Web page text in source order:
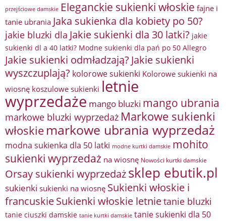
przejściowe damskie Eleganckie sukienki włoskie fajne i
tanie ubrania Jaka sukienka dla kobiety po 50?
jakie bluzki dla Jakie sukienki dla 30 latki? jakie
sukienki dl a 40 latki? Modne sukienki dla pań po 50 Allegro
Jakie sukienki odmładzają? Jakie sukienki
wyszczuplają? kolorowe sukienki Kolorowe sukienki na
wiosnę koszulowe sukienki letnie
wyprzedaże mango bluzki mango ubrania
markowe bluzki wyprzedaż Markowe sukienki
włoskie markowe ubrania wyprzedaż
modna sukienka dla 50 latki modne kurtki damskie mohito
sukienki wyprzedaż na wiosnę Nowości kurtki damskie
Orsay sukienki wyprzedażsklep ebutik.pl
sukienki sukienki na wiosnę Sukienki włoskie i
francuskieSukienki włoskie letnietanie bluzki
tanie ciuszki damskie tanie kurtki damskie tanie sukienki dla 50